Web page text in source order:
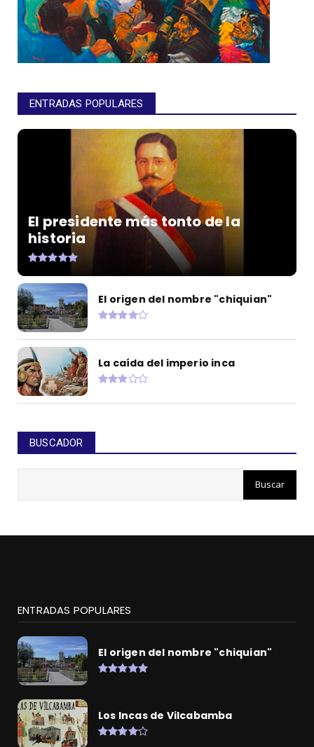
ENTRADAS POPULARES
El presidente más tonto de la
historia
El origen del nombre "chiquian"
La caída del imperio inca
BUSCADOR
ENTRADAS POPULARES
El origen del nombre "chiquian"
Los Incas de Vilcabamba